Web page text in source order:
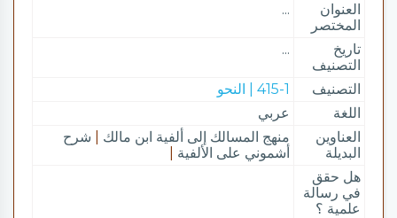
العنوان
المختصر
...
تاريخ
التصنيف
...
التصنيف
415-1 | النحو
اللغة
عربي
العناوين
البديلة
منهج المسالك إلى ألفية ابن مالك
شرح
أشموني على الألفية
هل حقق
في رسالة
علمية ؟